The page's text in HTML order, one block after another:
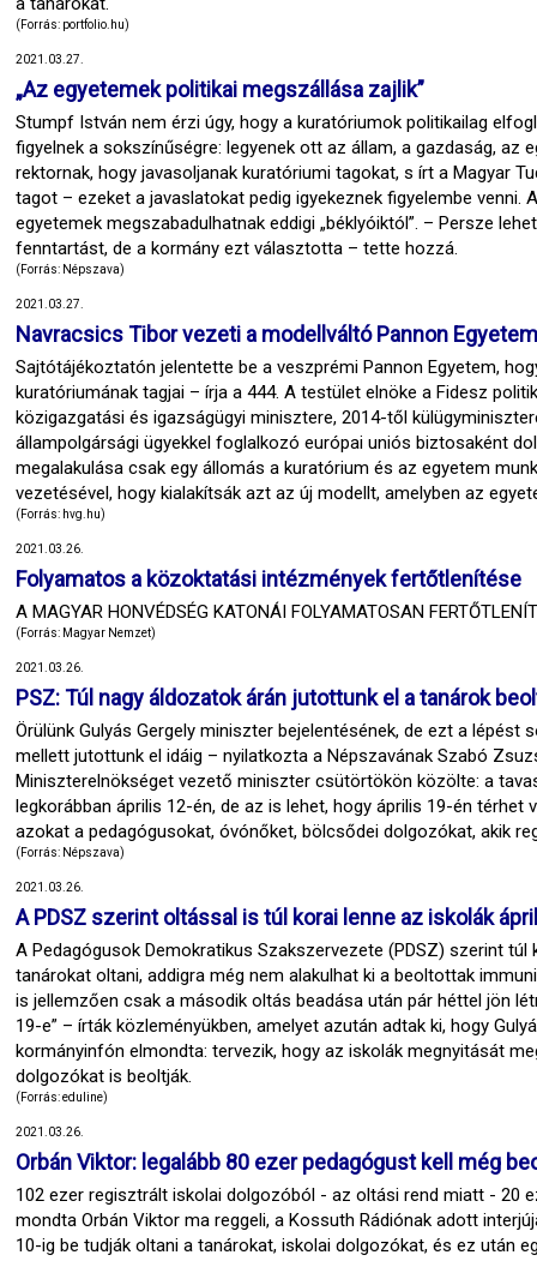
(Forrás: portfolio.hu)
2021.03.27.
„Az egyetemek politikai megszállása zajlik”
Stumpf István nem érzi úgy, hogy a kuratóriumok politikailag
figyelnek a sokszínűségre: legyenek ott az állam, a gazdaság, az
rektornak, hogy javasoljanak kuratóriumi tagokat, s írt a Magyar
tagot – ezeket a javaslatokat pedig igyekeznek figyelembe venni.
egyetemek megszabadulhatnak eddigi „béklyóiktól”. – Persze
fenntartást, de a kormány ezt választotta – tette hozzá.
(Forrás: Népszava)
2021.03.27.
Navracsics Tibor vezeti a modellváltó Pannon
Sajtótájékoztatón jelentette be a veszprémi Pannon Egyetem,
kuratóriumának tagjai – írja a 444. A testület elnöke a Fidesz
közigazgatási és igazságügyi minisztere, 2014-től
állampolgársági ügyekkel foglalkozó európai uniós biztosaként
megalakulása csak egy állomás a kuratórium és az egyetem
vezetésével, hogy kialakítsák azt az új modellt, amelyben az
(Forrás: hvg.hu)
2021.03.26.
Folyamatos a közoktatási intézmények fertőtlenítése
A MAGYAR HONVÉDSÉG KATONÁI FOLYAMATOSAN
(Forrás: Magyar Nemzet)
2021.03.26.
PSZ: Túl nagy áldozatok árán jutottunk el a tanárok
Örülünk Gulyás Gergely miniszter bejelentésének, de ezt a
mellett jutottunk el idáig – nyilatkozta a Népszavának Szabó
Miniszterelnökséget vezető miniszter csütörtökön közölte: a
legkorábban április 12-én, de az is lehet, hogy április 19-én
azokat a pedagógusokat, óvónőket, bölcsődei dolgozókat, akik
(Forrás: Népszava)
2021.03.26.
A PDSZ szerint oltással is túl korai lenne az iskolák
A Pedagógusok Demokratikus Szakszervezete (PDSZ) szerint
tanárokat oltani, addigra még nem alakulhat ki a beoltottak
is jellemzően csak a második oltás beadása után pár héttel jön
19-e” – írták közleményükben, amelyet azután adtak ki, hogy
kormányinfón elmondta: tervezik, hogy az iskolák megnyitását
dolgozókat is beoltják.
(Forrás: eduline)
2021.03.26.
Orbán Viktor: legalább 80 ezer pedagógust kell még
102 ezer regisztrált iskolai dolgozóból - az oltási rend miatt - 20
mondta Orbán Viktor ma reggeli, a Kossuth Rádiónak adott
10-ig be tudják oltani a tanárokat, iskolai dolgozókat, és ez után